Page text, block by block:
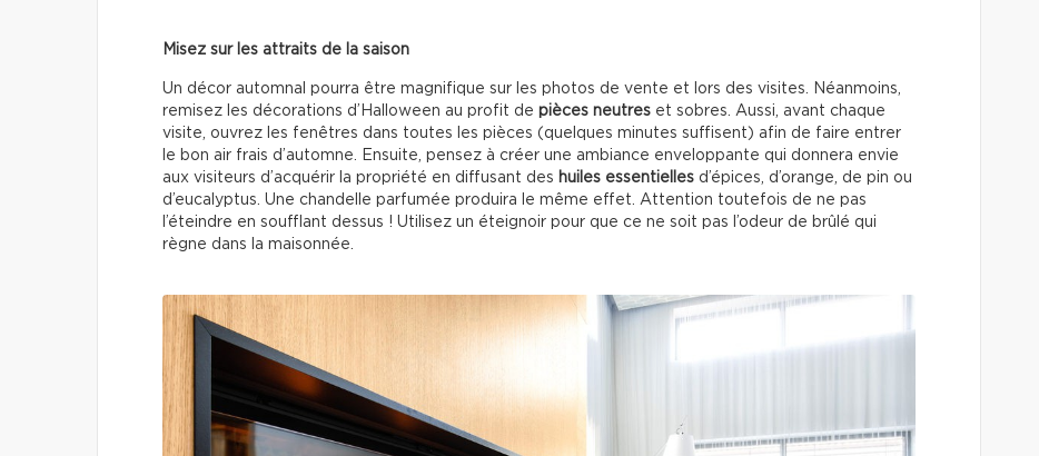
Misez sur les attraits de la saison
Un décor automnal pourra être magnifique sur les photos de vente et lors des visites. Néanmoins,
remisez les décorations d’Halloween au profit de pièces neutres et sobres. Aussi, avant chaque
visite, ouvrez les fenêtres dans toutes les pièces (quelques minutes suffisent) afin de faire entrer
le bon air frais d’automne. Ensuite, pensez à créer une ambiance enveloppante qui donnera envie
aux visiteurs d’acquérir la propriété en diffusant des huiles essentielles d’épices, d’orange, de pin ou
d’eucalyptus. Une chandelle parfumée produira le même effet. Attention toutefois de ne pas
l’éteindre en soufflant dessus ! Utilisez un éteignoir pour que ce ne soit pas l’odeur de brûlé qui
règne dans la maisonnée.